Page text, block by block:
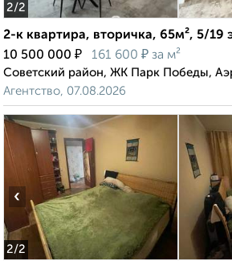
2/2
2-к квартира, вторичка, 65м², 5/19
10 500 000 ₽ 161 600 ₽ за м²
Советский район, ЖК Парк Победы,
Агентство, 07.08.2026
2/2
‹